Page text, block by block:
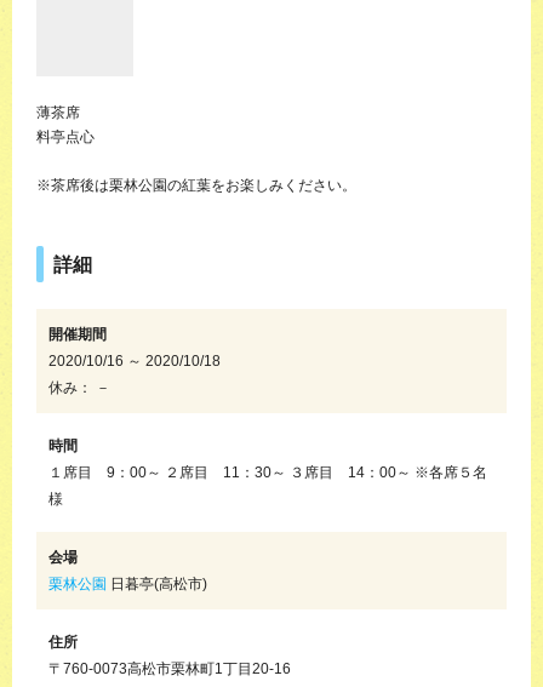
薄茶席
料亭点心
※茶席後は栗林公園の紅葉をお楽しみください。
詳細
開催期間
2020/10/16 ～ 2020/10/18
休み： －
時間
１席目 9：00～ ２席目 11：30～ ３席目 14：00～ ※各席５名
様
会場
栗林公園 日暮亭(高松市)
住所
〒760-0073高松市栗林町1丁目20-16